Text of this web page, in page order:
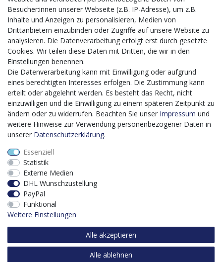
CMS-Softwaresystems zur digitalen Optimierung
von Geschäftsprozessen
Mit dem vorgenannten Projekt, welches im Zeitraum vom
20.12.2023 bis zum 29.02.2024 im Rahmen des
Förderprogrammes Digitalisierung Zuschuss EFRE 2021
bis 2027 umgesetzt wird, möchten wir in die Anschaffung
eines Content-Management-Systems (CMS-
Softwaresystem) investieren, um unseren Online-Shop
künftig selbst verwalten zu können. Diese Software dient
der effizienteren gemeinschaftlichen Erstellung,
Bearbeitung, Organisation und Darstellung digitaler
Inhalte (Content) in unserem Unternehmen. Dies ist
insbesondere für den Vertrieb von Bedeutung. Bisher
Software digitalisiert werden was zu einer enormen
Zeitersparnis führt.
Dieses Vorhaben wird kofinanziert von der Europäischen
Union mithilfe von EFRE-Mitteln sowie durch Steuermittel
auf der Grundlage des vom Sächsischen Landtag
beschlossenen Haushaltes.
Besucher:innen unserer Webseite (z.B. IP-Adresse), um z.B.
Inhalte und Anzeigen zu personalisieren, Medien von
Drittanbietern einzubinden oder Zugriffe auf unsere Website zu
analysieren. Die Datenverarbeitung erfolgt erst durch gesetzte
Cookies. Wir teilen diese Daten mit Dritten, die wir in den
Einstellungen benennen.
Die Datenverarbeitung kann mit Einwilligung oder aufgrund
eines berechtigten Interesses erfolgen. Die Zustimmung kann
erteilt oder abgelehnt werden. Es besteht das Recht, nicht
einzuwilligen und die Einwilligung zu einem späteren Zeitpunkt zu
ändern oder zu widerrufen. Beachten Sie unser Impressum und
weitere Hinweise zur Verwendung personenbezogener Daten in
unserer Daten­schutz­erklärung.
Essenziell
Statistik
Externe Medien
DHL Wunschzustellung
PayPal
Funktional
Weitere Einstellungen
Alle akzeptieren
Alle ablehnen